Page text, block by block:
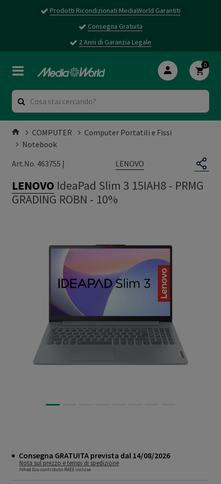
Prodotti Ricondizionati MediaWorld Garantiti
Consegna Gratuita
2 Anni di Garanzia Legale
0
COMPUTER
Computer Portatili e Fissi
Notebook
Art.No. 463755 |
LENOVO
LENOVO IdeaPad Slim 3 15IAH8 - PRMG
GRADING ROBN - 10%
Consegna GRATUITA prevista dal 14/08/2026
Nota sul prezzo e tempi di spedizione
IVA ed Eco-contributo RAEE incluse